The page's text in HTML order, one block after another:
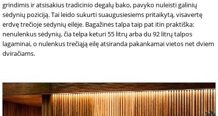
grindimis ir atsisakius tradicinio degalų bako, pavyko nuleisti galinių
sėdynių poziciją. Tai leido sukurti suaugusiesiems pritaikytą, visavertę
erdvę trečioje sėdynių eilėje. Bagažinės talpa taip pat itin praktiška:
nenulenkus sėdynių, čia telpa keturi 55 litrų arba du 92 litrų talpos
lagaminai, o nulenkus trečiąją eilę atsiranda pakankamai vietos net dviem
dviračiams.